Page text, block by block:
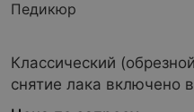
Педикюр
Классический
снятие лака включено